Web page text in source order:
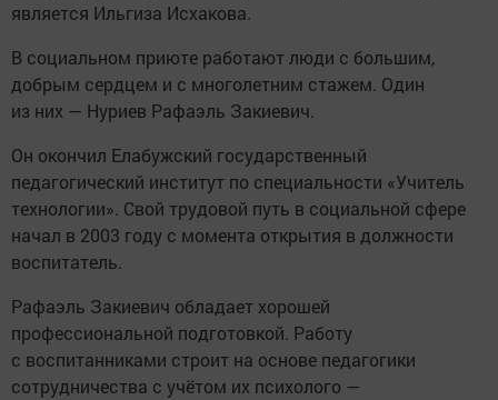
является Ильгиза Исхакова.
В социальном приюте работают люди с большим,
добрым сердцем и с многолетним стажем. Один
из них — Нуриев Рафаэль Закиевич.
Он окончил Елабужский государственный
педагогический институт по специальности «Учитель
технологии». Свой трудовой путь в социальной сфере
начал в 2003 году с момента открытия в должности
воспитатель.
Рафаэль Закиевич обладает хорошей
профессиональной подготовкой. Работу
с воспитанниками строит на основе педагогики
сотрудничества с учётом их психолого —